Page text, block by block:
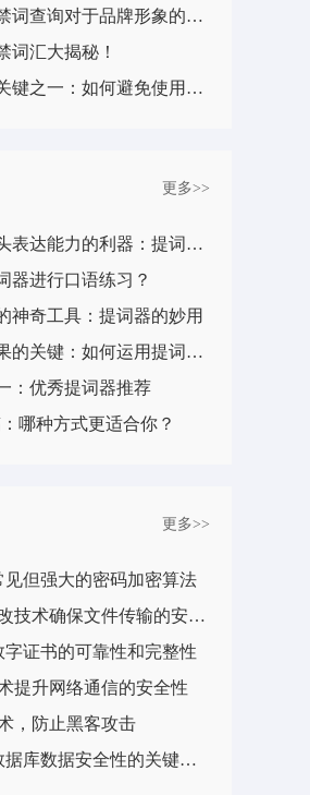
深度解析文案违禁词查询对于品牌形象的重要性
词汇大揭秘！
提升文案质量的关键之一：如何避免使用违禁词？
更多>>
提升记忆力与口头表达能力的利器：提词器使用技巧分享
器进行口语练习？
神奇工具：提词器的妙用
创造专业演讲效果的关键：如何运用提词器技巧？
：优秀提词器推荐
哪种方式更适合你？
更多>>
但强大的密码加密算法
如何利用MD5修改技术确保文件传输的安全性
证书的可靠性和完整性
提升网络通信的安全性
，防止黑客攻击
MD5修改: 提高数据库数据安全性的关键步骤